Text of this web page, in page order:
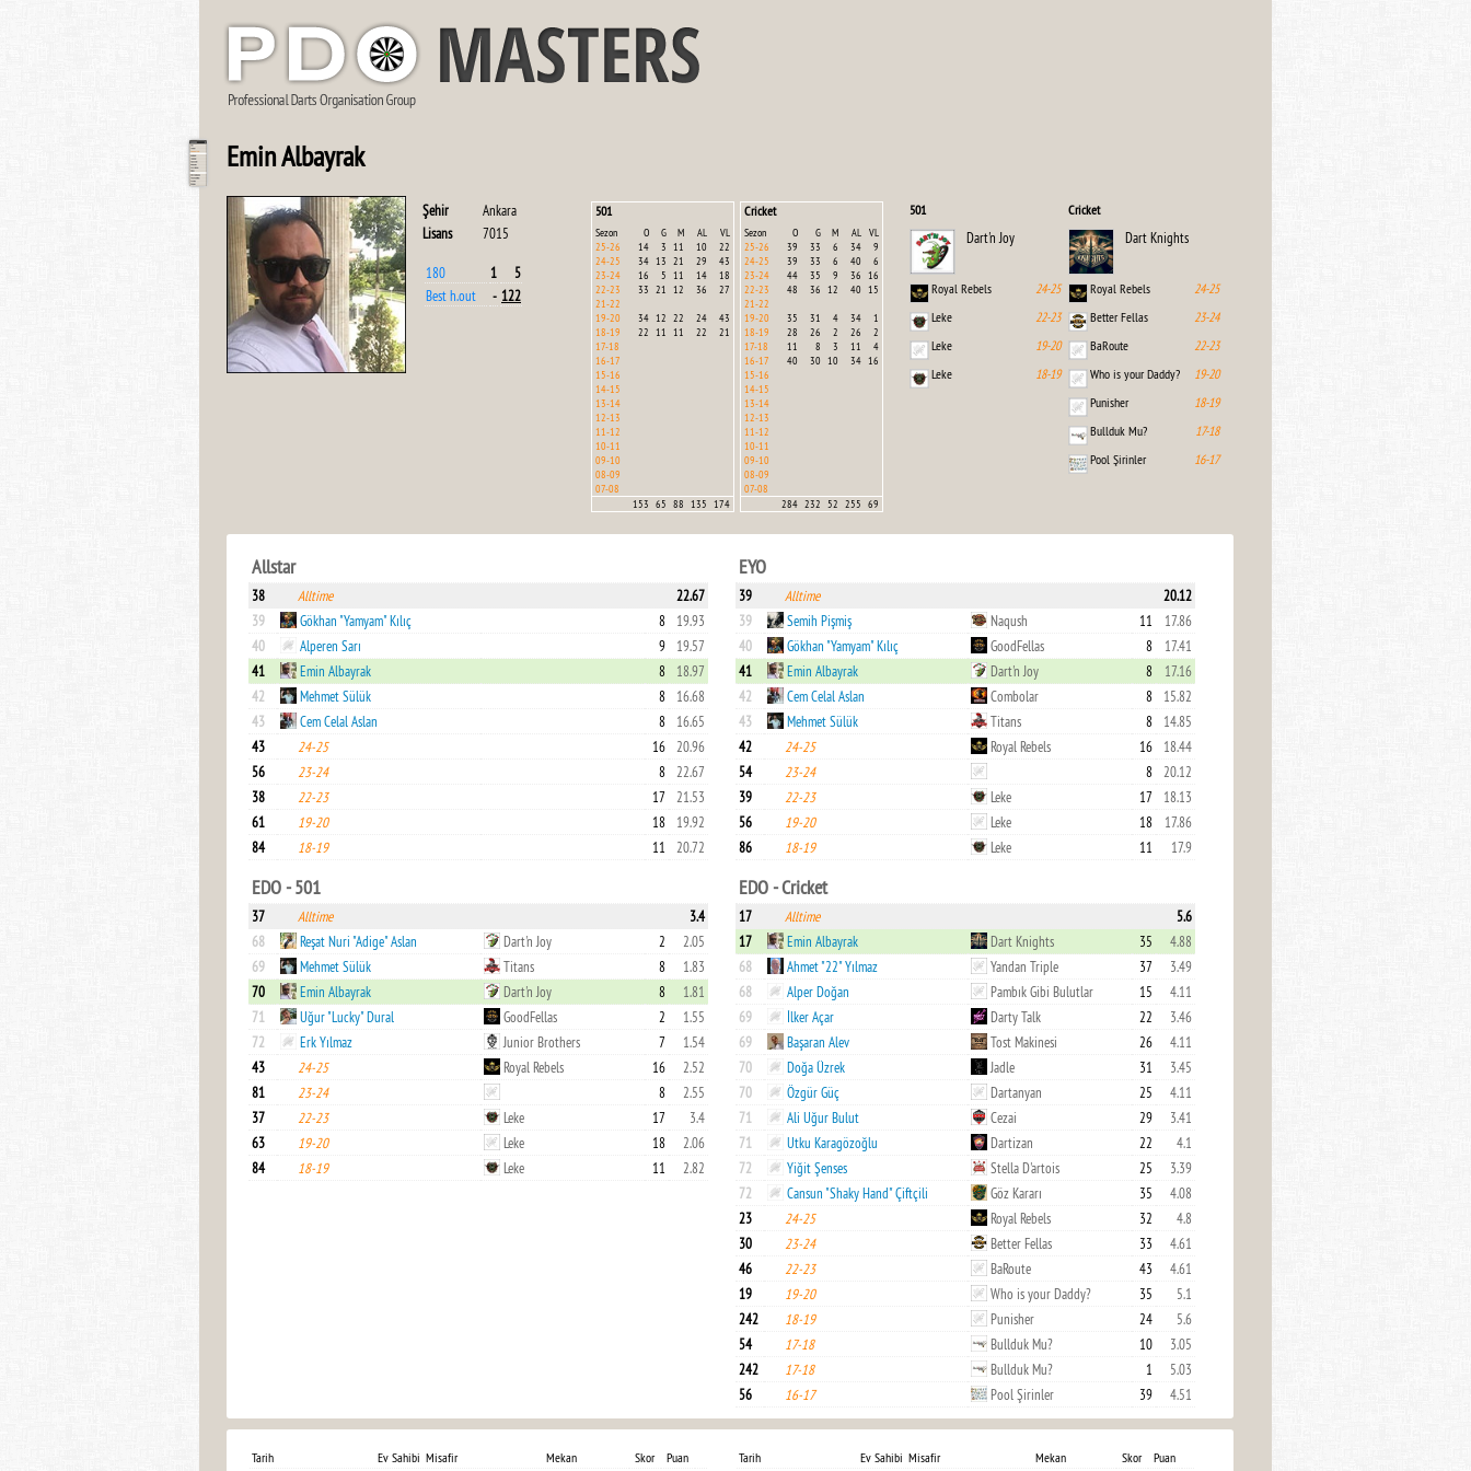
Emin Albayrak
Cricket
Dart Knights
24-25
Royal Rebels
23-24
Better Fellas
22-23
BaRoute
19-20
Who is your Daddy?
18-19
Punisher
17-18
Bullduk Mu?
16-17
Pool Şirinler
501
Dart'n Joy
24-25
Royal Rebels
22-23
Leke
19-20
Leke
18-19
Leke
501
Sezon O G M AL
VL
25-26
14 3 11 10
22
24-25
34 13 21 29
43
23-24
16 5 11 14
18
22-23
33 21 12 36
27
21-22
19-20
34 12 22 24
43
18-19
22 11 11 22
21
17-18
16-17
15-16
14-15
13-14
12-13
11-12
10-11
09-10
08-09
07-08
153 65 88 135 174
Cricket
Sezon O G M AL VL
25-26
39 33 6 34
9
24-25
39 33 6 40
6
23-24
44 35 9 36 16
22-23
48 36 12 40 15
21-22
19-20
35 31 4 34
1
18-19
28 26 2 26
2
17-18
11 8 3 11
4
16-17
40 30 10 34 16
15-16
14-15
13-14
12-13
11-12
10-11
09-10
08-09
07-08
284 232 52 255 69
Şehir
Ankara
Lisans
7015
180 1
5
Best h.out
- 122
Allstar
38 Alltime
22.67
39
Gökhan "Yamyam" Kılıç 8
19.93
40
Alperen Sarı 9
19.57
41
Emin Albayrak 8
18.97
42
Mehmet Sülük 8
16.68
43
Cem Celal Aslan 8
16.65
43
24-25 16
20.96
56
23-24 8
22.67
38
22-23 17
21.53
61
19-20 18
19.92
84
18-19 11 20.72
EYO
39 Alltime
20.12
39
Semih Pişmiş Naqush 11
17.86
40
Gökhan "Yamyam" Kılıç GoodFellas 8
17.41
41
Emin Albayrak Dart'n Joy 8
17.16
42
Cem Celal Aslan Combolar 8
15.82
43
Mehmet Sülük Titans 8
14.85
42
24-25 Royal Rebels 16
18.44
54
23-24 8
20.12
39
22-23 Leke 17
18.13
56
19-20 Leke 18
17.86
86
18-19 Leke 11 17.9
EDO - 501
37 Alltime
3.4
68
Reşat Nuri "Adige" Aslan Dart'n Joy 2
2.05
69
Mehmet Sülük Titans 8
1.83
70
Emin Albayrak Dart'n Joy 8
1.81
71
Uğur "Lucky" Dural GoodFellas 2
1.55
72
Erk Yılmaz Junior Brothers 7
1.54
43
24-25 Royal Rebels 16
2.52
81
23-24 8
2.55
37
22-23 Leke 17
3.4
63
19-20 Leke 18
2.06
84
18-19 Leke 11 2.82
EDO - Cricket
17 Alltime
5.6
17
Emin Albayrak Dart Knights 35
4.88
68
Ahmet "22" Yılmaz Yandan Triple 37
3.49
68
Alper Doğan Pambık Gibi Bulutlar 15
4.11
69
İlker Açar Darty Talk 22
3.46
69
Başaran Alev Tost Makinesi 26
4.11
70
Doğa Üzrek Jadle 31
3.45
70
Özgür Güç Dartanyan 25
4.11
71
Ali Uğur Bulut Cezai 29
3.41
71
Utku Karagözoğlu Dartizan 22
4.1
72
Yiğit Şenses Stella D'artois 25
3.39
72
Cansun "Shaky Hand" Çiftçili Göz Kararı 35
4.08
23
24-25 Royal Rebels 32
4.8
30
23-24 Better Fellas 33
4.61
46
22-23 BaRoute 43
4.61
19
19-20 Who is your Daddy? 35
5.1
242
18-19 Punisher 24
5.6
54
17-18 Bullduk Mu? 10
3.05
242
17-18 Bullduk Mu? 1
5.03
56
16-17 Pool Şirinler 39 4.51
Tarih Ev Sahibi Misafir Mekan Skor Puan Tarih Ev Sahibi Misafir Mekan Skor Puan